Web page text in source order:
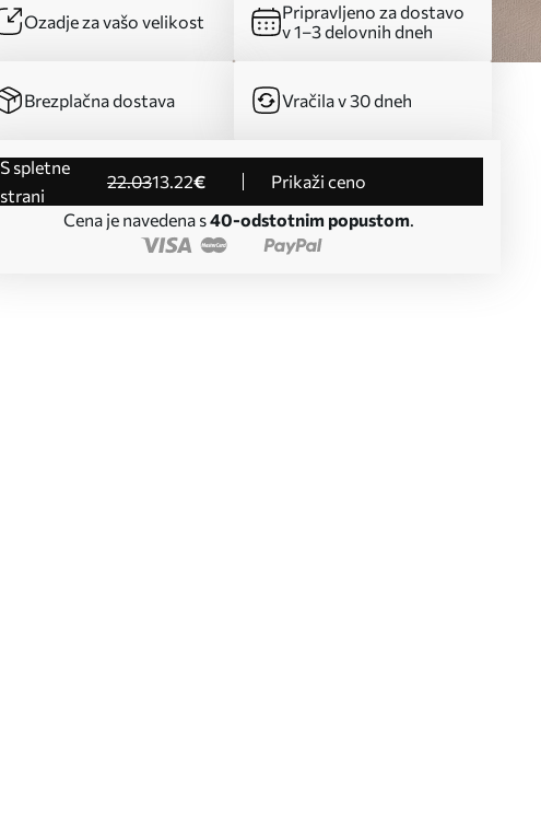
Ozadje za vašo velikost
Pripravljeno za dostavo
v 1–3 delovnih dneh
Brezplačna dostava Vračila v 30 dneh
s spletne
strani
22.0313.22€
Prikaži ceno
Cena je navedena s40-odstotnim popustom.